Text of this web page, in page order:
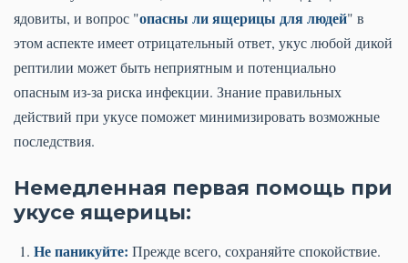
ядовиты, и вопрос "опасны ли ящерицы для людей" в
этом аспекте имеет отрицательный ответ, укус любой дикой
рептилии может быть неприятным и потенциально
опасным из-за риска инфекции. Знание правильных
действий при укусе поможет минимизировать возможные
последствия.
Немедленная первая помощь при
укусе ящерицы:
Не паникуйте: Прежде всего, сохраняйте спокойствие.